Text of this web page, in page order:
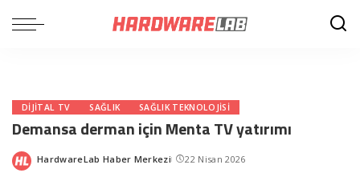
DIJITAL TV SAĞLIK SAĞLIK TEKNOLOJISI
Demansa derman için Menta TV yatırımı
Posted
HardwareLab Haber Merkezi 22 Nisan 2026